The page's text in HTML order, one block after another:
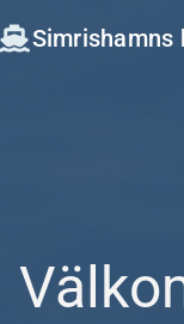
Simrishamns